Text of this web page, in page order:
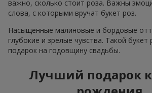
важно, сколько стоит роза. Важны
слова, с которыми вручат букет роз.
Насыщенные малиновые и бордовые
глубокие и зрелые чувства. Такой
подарок на годовщину свадьбы.
Лучший подарок